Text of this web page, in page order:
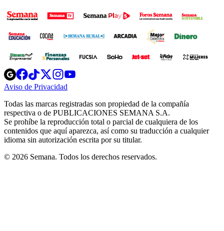
Opens
in
new
Opens
in
new
Opens
in
new
window
Opens
new
windowwindow
Aviso de Privacidad
new
window
Todas las marcas registradas son propiedad de la compañía
respectiva o de PUBLICACIONES SEMANA S.A.
Se prohíbe la reproducción total o parcial de cualquiera de los
contenidos que aquí aparezca, así como su traducción a cualquier
idioma sin autorización escrita por su titular.
© 2026 Semana. Todos los derechos reservados.